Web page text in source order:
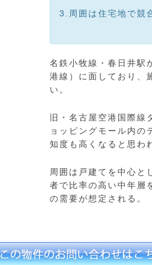
3.周囲は住宅地で競
名鉄小牧線・春日井駅
港線）に面しており、
い。
旧・名古屋空港国際線
ョッピングモール内の
知度も高くなると思わ
周囲は戸建てを中心と
者で比率の高い中年層
の需要が想定される。